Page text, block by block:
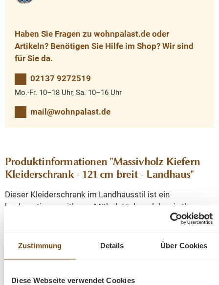
Zustimmung Details Über Cookies
Diese Webseite verwendet Cookies
Haben Sie Fragen zu wohnpalast.de oder
Artikeln? Benötigen Sie Hilfe im Shop? Wir sind
für Sie da.
02137 9272519
Mo.-Fr. 10–18 Uhr, Sa. 10–16 Uhr
mail@wohnpalast.de
Produktinformationen "Massivholz Kiefern
Kleiderschrank - 121 cm breit - Landhaus"
Dieser Kleiderschrank im Landhausstil ist ein
hochwertiges, zeitloses Möbelstück, welches in Ihrem
Haus einen prägenden Eindruck hinterlässt und eine gute
Weise Funktionalität und Ästhetik. Es bietet Stauraum
strahlt zeitlose Eleganz aus und passt sich nahtlos in